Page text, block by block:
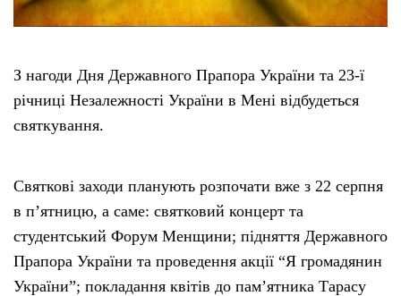
З нагоди Дня Державного Прапора України та 23-ї
річниці Незалежності України в Мені відбудеться
святкування.
Святкові заходи планують розпочати вже з 22 серпня
в п’ятницю, а саме: святковий концерт та
студентський Форум Менщини; підняття Державного
Прапора України та проведення акції “Я громадянин
України”; покладання квітів до пам’ятника Тарасу